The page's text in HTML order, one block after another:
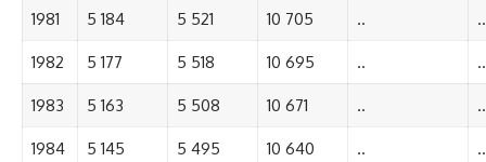
1981 5 184 5 521 10 705 .. ..
1982 5 177 5 518 10 695 .. ..
1983 5 163 5 508 10 671 .. ..
1984 5 145 5 495 10 640 .. ..